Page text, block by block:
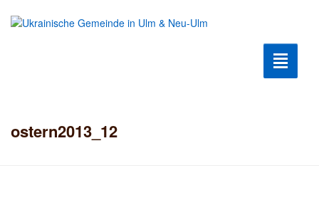
Toggle
Humanitäre Hilfe
ostern2013_12